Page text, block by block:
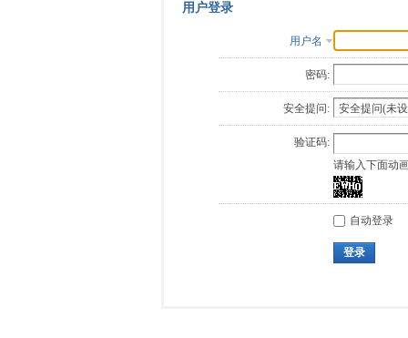
用户登录
用户名
密码:
安全提问:
验证码:
请输入下面动
自动登录
登录